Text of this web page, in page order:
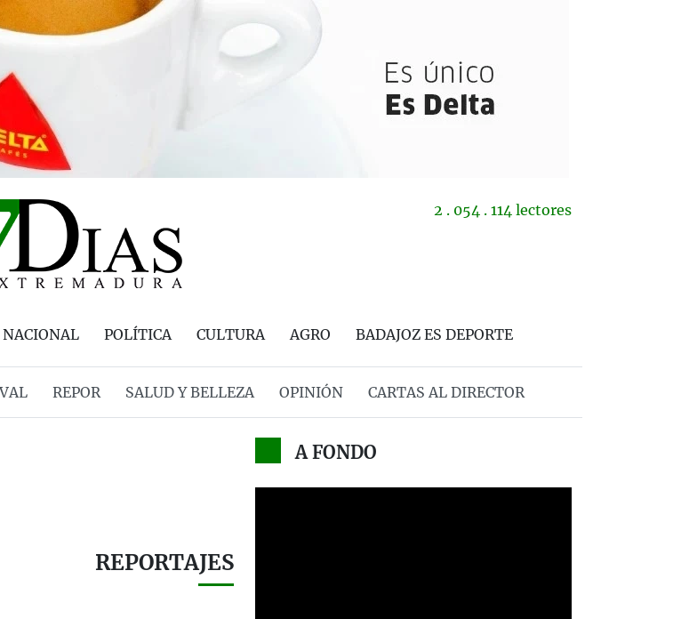
2 . 054 . 114 lectores
NACIONAL POLÍTICA CULTURA AGRO BADAJOZ ES DEPORTE
REPOR SALUD Y BELLEZA OPINIÓN CARTAS AL DIRECTOR
REPORTAJES
A FONDO